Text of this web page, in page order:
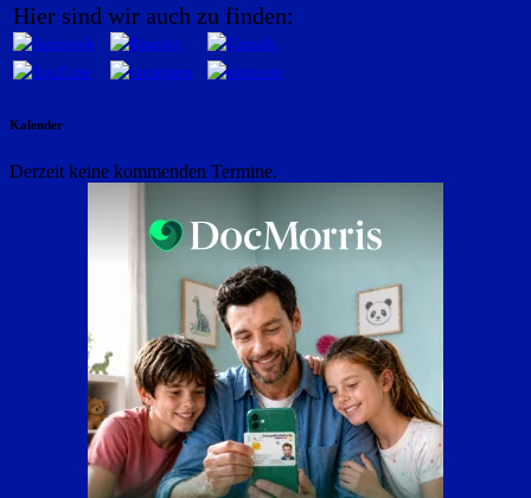
Hier sind wir auch zu finden:
Kalender
Derzeit keine kommenden Termine.